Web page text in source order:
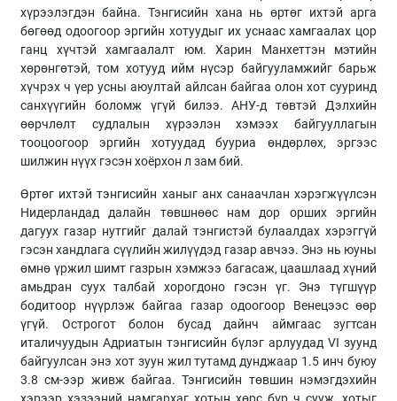
хүрээлэгдэн байна. Тэнгисийн хана нь өртөг ихтэй арга
бөгөөд одоогоор эргийн хотуудыг их уснаас хамгаалах цор
ганц хүчтэй хамгаалалт юм. Харин Манхеттэн мэтийн
хөрөнгөтэй, том хотууд ийм нүсэр байгууламжийг барьж
хүчрэх ч үер усны аюултай айлсан байгаа олон хот сууринд
санхүүгийн боломж үгүй билээ. АНУ-д төвтэй Дэлхийн
өөрчлөлт судлалын хүрээлэн хэмээх байгууллагын
тооцоогоор эргийн хотуудад бууриа өндөрлөх, эргээс
шилжин нүүх гэсэн хоёрхон л зам бий.
Өртөг ихтэй тэнгисийн ханыг анх санаачлан хэрэгжүүлсэн
Нидерландад далайн төвшнөөс нам дор орших эргийн
дагуух газар нутгийг далай тэнгистэй булаалдах хэрэггүй
гэсэн хандлага сүүлийн жилүүдэд газар авчээ. Энэ нь юуны
өмнө үржил шимт газрын хэмжээ багасаж, цаашлаад хүний
амьдран суух талбай хорогдоно гэсэн үг. Энэ түгшүүр
бодитоор нүүрлэж байгаа газар одоогоор Венецээс өөр
үгүй. Острогот болон бусад дайнч аймгаас зугтсан
италичуудын Адриатын тэнгисийн бүлэг арлуудад VI зуунд
байгуулсан энэ хот зуун жил тутамд дунджаар 1.5 инч буюу
3.8 см-ээр живж байгаа. Тэнгисийн төвшин нэмэгдэхийн